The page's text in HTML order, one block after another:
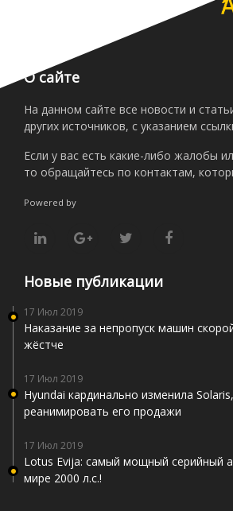
О сайте
На данном сайте все новости и
других источников, с указанием
Если у вас есть какие-либо жалобы
то обращайтесь по контактам,
Powered by
Новые публикации
17 Июл 2019
Наказание за непропуск машин
жёстче
17 Июл 2019
Hyundai кардинально изменила
реанимировать его продажи
17 Июл 2019
Lotus Evija: самый мощный серийный
мире 2000 л.с.!